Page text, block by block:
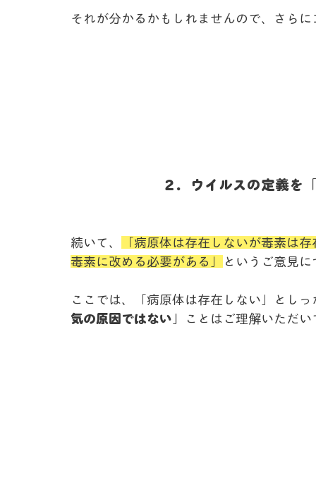
それが分かるかもしれませんので、さら
２．ウイルスの定義を
続いて、
「病原体は存在しないが毒素は
毒素に改める必要がある」
というご意見
ここでは、「病原体は存在しない」とし
気の原因ではない」
ことはご理解いただ